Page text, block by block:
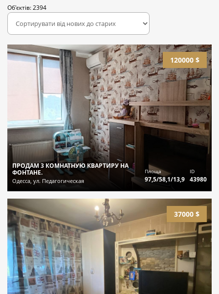
Об'єктів: 2394
120000 $
ПРОДАМ 3 КОМНАТНУЮ КВАРТИРУ НА
ФОНТАНЕ.
Одесса, ул. Педагогическая
Площа
97,5/58,1/13,9
ID
43980
37000 $